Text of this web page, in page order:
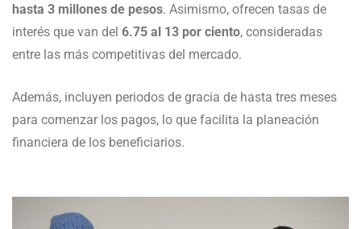
hasta 3 millones de pesos. Asimismo, ofrecen tasas de
interés que van del 6.75 al 13 por ciento, consideradas
entre las más competitivas del mercado.
Además, incluyen periodos de gracia de hasta tres meses
para comenzar los pagos, lo que facilita la planeación
financiera de los beneficiarios.